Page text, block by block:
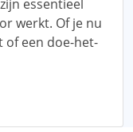
essentieel
werkt. Of je nu
of een doe-het-